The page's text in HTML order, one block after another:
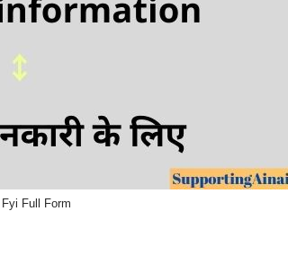
Fyi Full Form